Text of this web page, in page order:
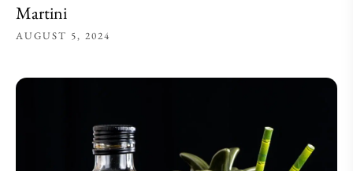
Martini
AUGUST 5, 2024